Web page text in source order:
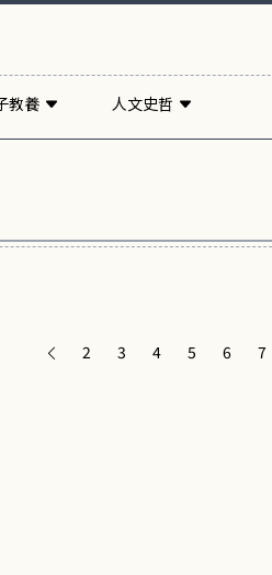
教養 人文史哲
2 3 4 5 6 7